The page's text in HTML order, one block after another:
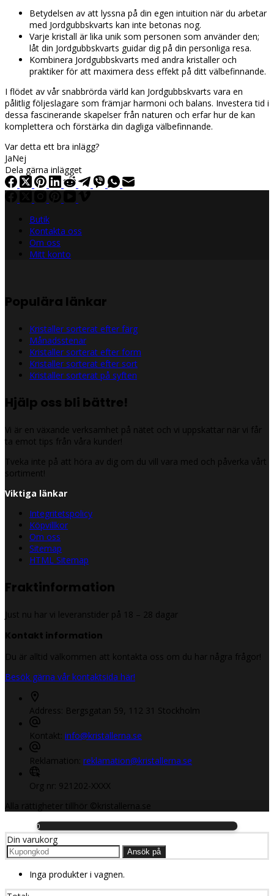
Betydelsen av att lyssna på din egen intuition när du arbetar
med Jordgubbskvarts kan inte betonas nog.
Varje kristall är lika unik som personen som använder den;
låt din Jordgubbskvarts guidar dig på din personliga resa.
Kombinera Jordgubbskvarts med andra kristaller och
praktiker för att maximera dess effekt på ditt välbefinnande.
I flödet av vår snabbrörda värld kan Jordgubbskvarts vara en
pålitlig följeslagare som främjar harmoni och balans. Investera tid i
dessa fascinerande skapelser från naturen och erfar hur de kan
komplettera och förstärka din dagliga välbefinnande.
Var detta ett bra inlägg?
JaNej
Dela gärna inlägget
Butik
Kontakta oss
Om oss
Mitt konto
Populära länkar
Kristaller sorterat efter färg
Månadsstenar
Kristaller sorterat efter form
Kristaller sorterat efter sort
Kristaller sorterat på syften
Hjälp oss bli bättre!
Vi är en växande verksamhet på nätet och vi uppskattar när vi får
ta emot tips från våra kunder!
Tveka inte på att höra av dig om du vill vara med och påverka vårt
sortiment!
Viktiga länkar
Integritetspolicy
Köpvillkor
Om oss
Sitemap
HTML Sitemap
Fraktinformation
Just nu har vi leveranstider på 18 – 28 dagar
Kontakt information
Du är alltid välkommen att kontakta oss om du har några frågor!
Besök gärna vår kontaktsida här!
Address: Bergsgatan 59, 112 31 Stockholm
Kontakt: info@kristallerna.se
Reklamation: reklamation@kristallerna.se
Org nr: 921202-XXXX
Alla rättigheter tillhör ©kristallerna.se
0
Din varukorg
Ansök på
Inga produkter i vagnen.